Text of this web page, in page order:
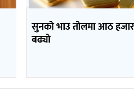
सुनको भाउ तोलमा आठ
बढ्यो